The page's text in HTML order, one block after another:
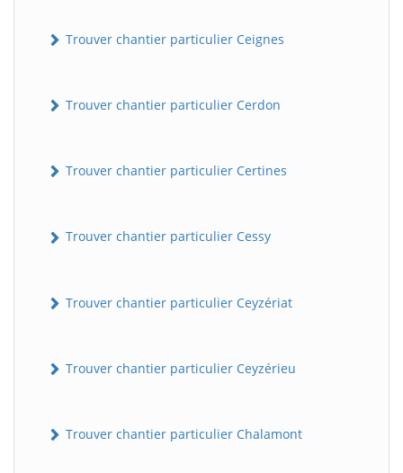
Trouver chantier particulier Ceignes
Trouver chantier particulier Cerdon
Trouver chantier particulier Certines
Trouver chantier particulier Cessy
Trouver chantier particulier Ceyzériat
Trouver chantier particulier Ceyzérieu
Trouver chantier particulier Chalamont